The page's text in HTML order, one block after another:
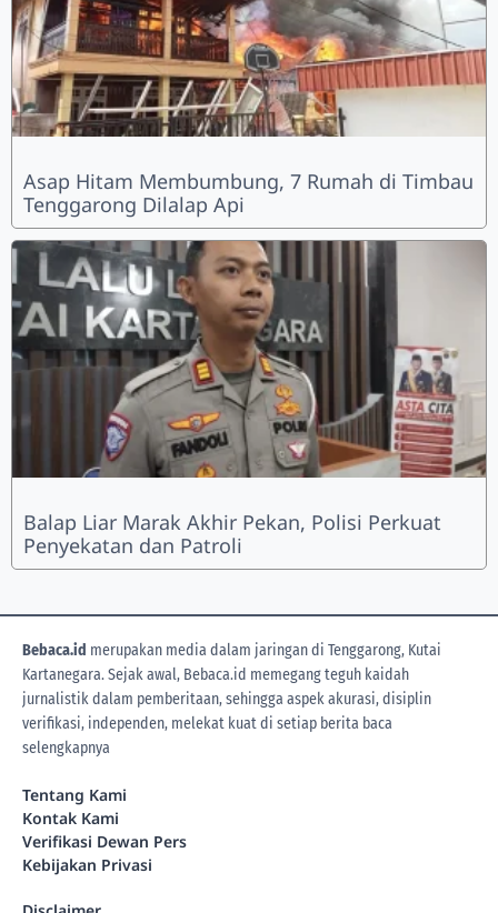
Asap Hitam Membumbung, 7 Rumah di Timbau
Tenggarong Dilalap Api
Balap Liar Marak Akhir Pekan, Polisi Perkuat
Penyekatan dan Patroli
Bebaca.id merupakan media dalam jaringan di Tenggarong, Kutai
Kartanegara. Sejak awal, Bebaca.id memegang teguh kaidah
jurnalistik dalam pemberitaan, sehingga aspek akurasi, disiplin
verifikasi, independen, melekat kuat di setiap berita baca
selengkapnya
Tentang Kami
Kontak Kami
Verifikasi Dewan Pers
Kebijakan Privasi